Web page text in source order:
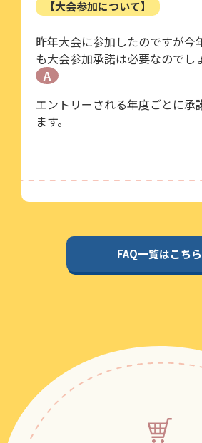
【大会参加について】
昨年大会に参加したのですが今
も大会参加承諾は必要なのでし
A
エントリーされる年度ごとに承
ます。
FAQ一覧はこちら